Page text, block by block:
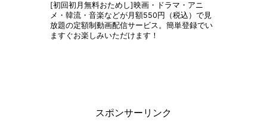
[初回初月無料おためし]映画・ドラマ・アニ
メ・韓流・音楽などが月額550円（税込）で見
放題の定額制動画配信サービス。簡単登録でい
ますぐお楽しみいただけます！
スポンサーリンク